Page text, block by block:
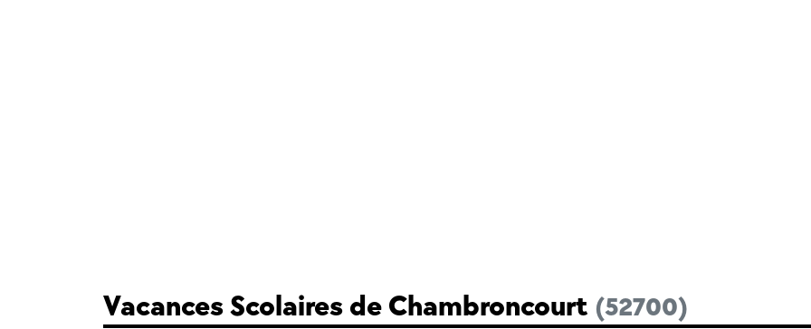
Vacances Scolaires de Chambroncourt (52700)